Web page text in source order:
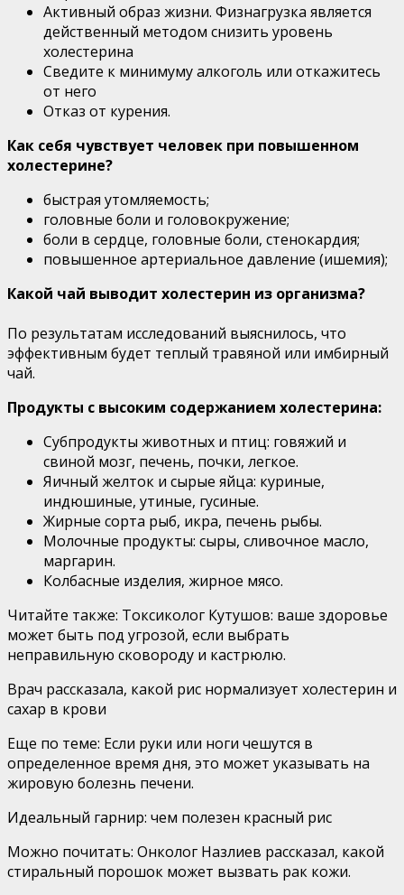
Активный образ жизни. Физнагрузка является
действенный методом снизить уровень
холестерина
Сведите к минимуму алкоголь или откажитесь
от него
Отказ от курения.
Как себя чувствует человек при повышенном
холестерине?
быстрая утомляемость;
головные боли и головокружение;
боли в сердце, головные боли, стенокардия;
повышенное артериальное давление (ишемия);
Какой чай выводит холестерин из организма?
По результатам исследований выяснилось, что
эффективным будет теплый травяной или имбирный
чай.
Продукты с высоким содержанием холестерина:
Субпродукты животных и птиц: говяжий и
свиной мозг, печень, почки, легкое.
Яичный желток и сырые яйца: куриные,
индюшиные, утиные, гусиные.
Жирные сорта рыб, икра, печень рыбы.
Молочные продукты: сыры, сливочное масло,
маргарин.
Колбасные изделия, жирное мясо.
Читайте также: Токсиколог Кутушов: ваше здоровье
может быть под угрозой, если выбрать
неправильную сковороду и кастрюлю.
Врач рассказала, какой рис нормализует холестерин и
сахар в крови
Еще по теме: Если руки или ноги чешутся в
определенное время дня, это может указывать на
жировую болезнь печени.
Идеальный гарнир: чем полезен красный рис
Можно почитать: Онколог Назлиев рассказал, какой
стиральный порошок может вызвать рак кожи.